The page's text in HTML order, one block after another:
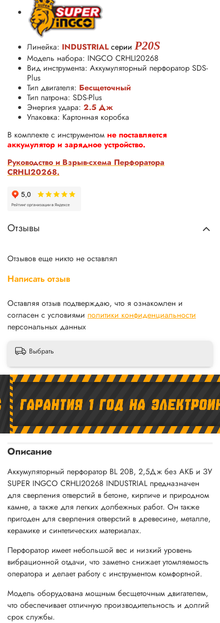
Линейка: INDUSTRIALсерии P20S
Модель набора: INGCO CRHLI20268
Вид инструмента: Аккумуляторный перфоратор SDS-
Plus
Тип двигателя: Бесщеточный
Тип патрона: SDS-Plus
Энергия удара: 2.5 Дж
Упаковка: Картонная коробка
В комплекте с инструментом не поставляется
аккумулятор и зарядное устройство.
Руководство и Взрыв-схема Перфоратора
CRHLI20268.
Отзывы
Отзывов еще никто не оставлял
Написать отзыв
Оставляя отзыв подтверждаю, что я ознакомлен и
согласен с условиями политики конфиденциальности
персональных данных
Выбрать
Описание
Аккумуляторный перфоратор BL 20В, 2,5Дж без АКБ и ЗУ
SUPER INGCO CRHLI20268 INDUSTRIAL предназначен
для сверления отверстий в бетоне, кирпиче и природном
камне, а также для легких долбежных работ. Он также
пригоден для сверления отверстий в древесине, металле,
керамике и синтетических материалах.
Перфоратор имеет небольшой вес и низкий уровень
вибрационной отдачи, что заметно снижает утомляемость
оператора и делает работу с инструментом комфортной.
Модель оборудована мощным бесщеточным двигателем,
что обеспечивает отличную производительность и долгий
срок службы.